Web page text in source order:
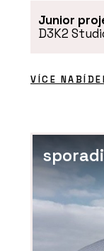
Junior
D3K2
VÍCE